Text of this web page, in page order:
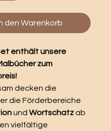
den Warenkorb
enthält unsere
zum
decken die
die Förderbereiche
und Wortschatzab
vielfältige